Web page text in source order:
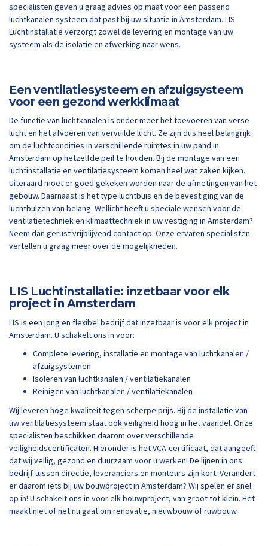
specialisten geven u graag advies op maat voor een passend
luchtkanalen systeem dat past bij uw situatie in Amsterdam. LIS
Luchtinstallatie verzorgt zowel de levering en montage van uw
systeem als de isolatie en afwerking naar wens.
Een ventilatiesysteem en afzuigsysteem
voor een gezond werkklimaat
De functie van luchtkanalen is onder meer het toevoeren van verse
lucht en het afvoeren van vervuilde lucht. Ze zijn dus heel belangrijk
om de luchtcondities in verschillende ruimtes in uw pand in
Amsterdam op hetzelfde peil te houden. Bij de montage van een
luchtinstallatie en ventilatiesysteem komen heel wat zaken kijken.
Uiteraard moet er goed gekeken worden naar de afmetingen van het
gebouw. Daarnaast is het type luchtbuis en de bevestiging van de
luchtbuizen van belang. Wellicht heeft u speciale wensen voor de
ventilatietechniek en klimaattechniek in uw vestiging in Amsterdam?
Neem dan gerust vrijblijvend contact op. Onze ervaren specialisten
vertellen u graag meer over de mogelijkheden.
LIS Luchtinstallatie: inzetbaar voor elk
project in Amsterdam
LIS is een jong en flexibel bedrijf dat inzetbaar is voor elk project in
Amsterdam. U schakelt ons in voor:
Complete levering, installatie en montage van luchtkanalen /
afzuigsystemen
Isoleren van luchtkanalen / ventilatiekanalen
Reinigen van luchtkanalen / ventilatiekanalen
Wij leveren hoge kwaliteit tegen scherpe prijs. Bij de installatie van
uw ventilatiesysteem staat ook veiligheid hoog in het vaandel. Onze
specialisten beschikken daarom over verschillende
veiligheidscertificaten. Hieronder is het VCA-certificaat, dat aangeeft
dat wij veilig, gezond en duurzaam voor u werken! De lijnen in ons
bedrijf tussen directie, leveranciers en monteurs zijn kort. Verandert
er daarom iets bij uw bouwproject in Amsterdam? Wij spelen er snel
op in! U schakelt ons in voor elk bouwproject, van groot tot klein. Het
maakt niet of het nu gaat om renovatie, nieuwbouw of ruwbouw.